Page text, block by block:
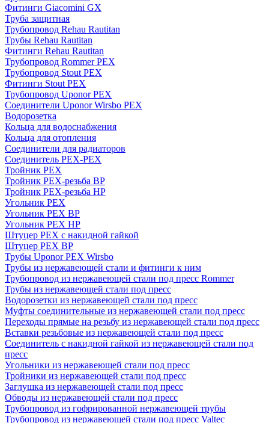
Фитинги Giacomini GX
Труба защитная
Трубопровод Rehau Rautitan
Трубы Rehau Rautitan
Фитинги Rehau Rautitan
Трубопровод Rommer PEX
Трубопровод Stout PEX
Фитинги Stout PEX
Трубопровод Uponor PEX
Соединители Uponor Wirsbo PEX
Водорозетка
Кольца для водоснабжения
Кольца для отопления
Соединители для радиаторов
Соединитель PEX-PEX
Тройник PEX
Тройник PEX-резьба ВР
Тройник PEX-резьба НР
Угольник PEX
Угольник PEX ВР
Угольник PEX НР
Штуцер PEX c накидной гайкой
Штуцер PEX ВР
Трубы Uponor PEX Wirsbo
Трубы из нержавеющей стали и фитинги к ним
Трубопровод из нержавеющей стали под пресс Rommer
Трубы из нержавеющей стали под пресс
Водорозетки из нержавеющей стали под пресс
Муфты соединительные из нержавеющей стали под пресс
Переходы прямые на резьбу из нержавеющей стали под пресс
Вставки резьбовые из нержавеющей стали под пресс
Соединитель с накидной гайкой из нержавеющей стали под
пресс
Угольники из нержавеющей стали под пресс
Тройники из нержавеющей стали под пресс
Заглушка из нержавеющей стали под пресс
Обводы из нержавеющей стали под пресс
Трубопровод из гофрированной нержавеющей трубы
Трубопровод из нержавеющей стали под пресс Valtec